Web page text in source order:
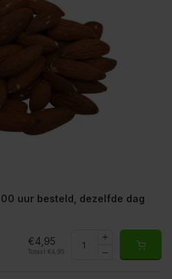
uur besteld, dezelfde dag
€4,95
Totaal: €4,95